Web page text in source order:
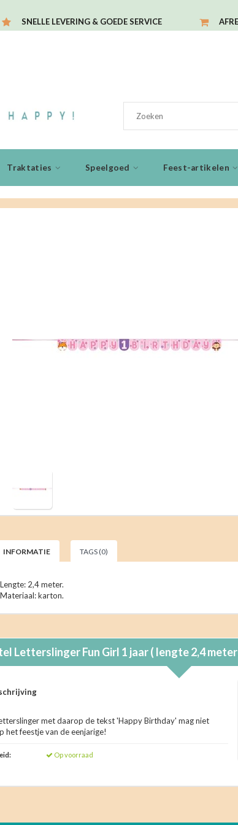
SNELLE LEVERING & GOEDE SERVICE
Traktaties Speelgoed Feest-artikelen
INFORMATIE TAGS (0)
Lengte: 2,4 meter.
Materiaal: karton.
Letterslinger Fun Girl 1 jaar ( lengte 2,4
met daarop de tekst 'Happy Birthday' mag niet
het feestje van de eenjarige!
Op voorraad